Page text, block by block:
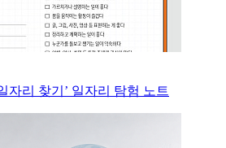
자리 찾기’ 일자리 탐험 노트